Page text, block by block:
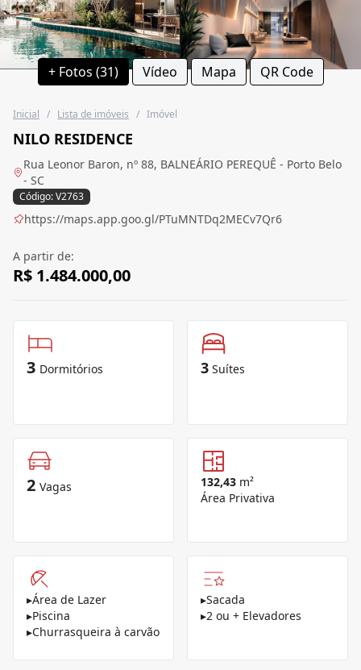
+ Fotos (31) Vídeo Mapa QR Code
Inicial / Lista de imóveis / Imóvel
NILO RESIDENCE
Rua Leonor Baron, nº 88, BALNEÁRIO PEREQUÊ - Porto Belo
- SC
Código: V2763
https://maps.app.goo.gl/PTuMNTDq2MECv7Qr6
A partir de:
R$ 1.484.000,00
3 Dormitórios 3 Suítes
2 Vagas 132,43 m²
Área Privativa
▸Área de Lazer
▸Piscina
▸Churrasqueira à carvão
▸Sacada
▸2 ou + Elevadores